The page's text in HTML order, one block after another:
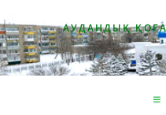
АУДАНДЫҚ